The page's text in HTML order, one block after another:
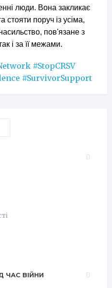
люди. Вона закликає
стояти поруч із усіма,
пов'язане з
і за її межами.
#StopCRSV
#SurvivorSupport
ЧАС ВІЙНИ